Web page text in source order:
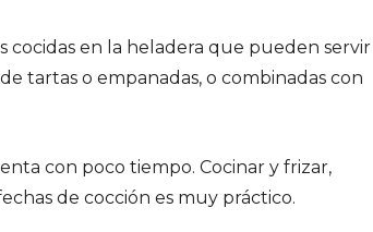
en la heladera que pueden servir
tartas o empanadas, o combinadas con
con poco tiempo. Cocinar y frizar,
de cocción es muy práctico.